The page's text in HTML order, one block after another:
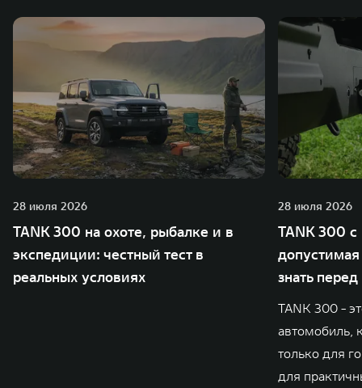
28 июля 2026
TANK 300 на охоте, рыбалке и в
экспедиции: честный тест в
реальных условиях
28 июля 2026
TANK 300
знать
TANK 300 -
автомобиль,
только для
для